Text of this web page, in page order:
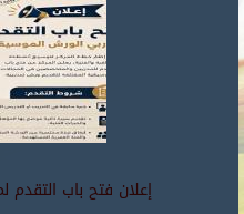
إعلان فتح باب